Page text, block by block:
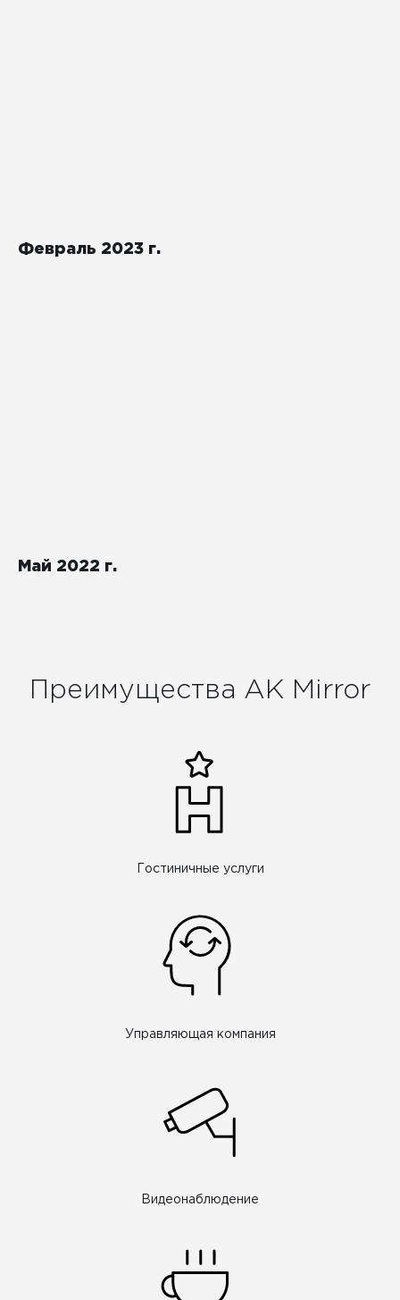
Февраль 2023 г.
Май 2022 г.
Преимущества АК Mirror
Гостиничные услуги
Управляющая компания
Видеонаблюдение